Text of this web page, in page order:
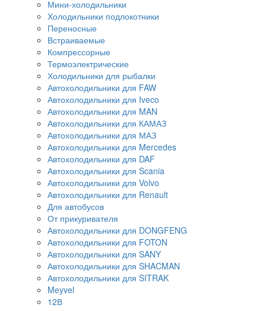
Мини-холодильники
Холодильники подлокотники
Переносные
Встраиваемые
Компрессорные
Термоэлектрические
Холодильники для рыбалки
Автохолодильники для FAW
Автохолодильники для Iveco
Автохолодильники для MAN
Автохолодильники для КАМАЗ
Автохолодильники для МАЗ
Автохолодильники для Mercedes
Автохолодильники для DAF
Автохолодильники для Scania
Автохолодильники для Volvo
Автохолодильники для Renault
Для автобусов
От прикуривателя
Автохолодильники для DONGFENG
Автохолодильники для FOTON
Автохолодильники для SANY
Автохолодильники для SHACMAN
Автохолодильники для SITRAK
Meyvel
12В